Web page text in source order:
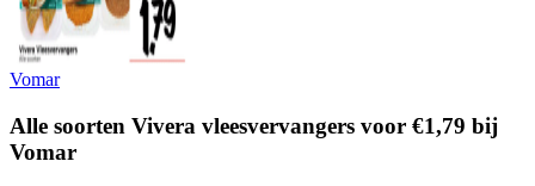
Vomar
Alle soorten Vivera vleesvervangers voor €1,79 bij
Vomar